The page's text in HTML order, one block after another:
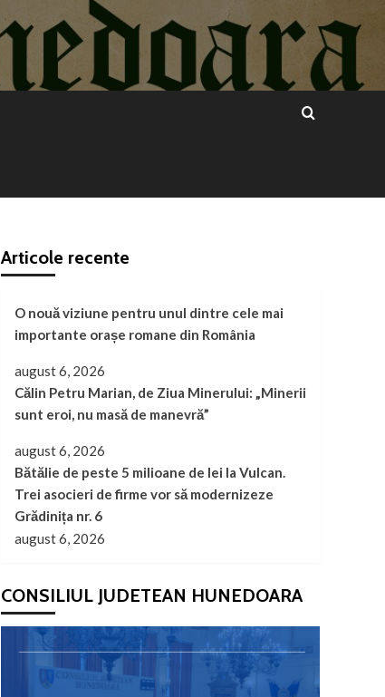
Articole recente
O nouă viziune pentru unul dintre cele mai
importante orașe romane din România
august 6, 2026
Călin Petru Marian, de Ziua Minerului: „Minerii
sunt eroi, nu masă de manevră”
august 6, 2026
Bătălie de peste 5 milioane de lei la Vulcan.
Trei asocieri de firme vor să modernizeze
Grădinița nr. 6
august 6, 2026
CONSILIUL JUDETEAN HUNEDOARA